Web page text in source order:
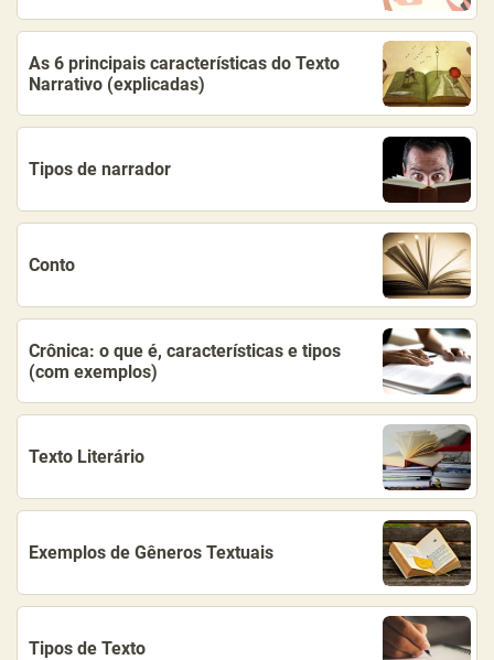
As 6 principais características do Texto
Narrativo (explicadas)
Tipos de narrador
Conto
Crônica: o que é, características e tipos
(com exemplos)
Texto Literário
Exemplos de Gêneros Textuais
Tipos de Texto